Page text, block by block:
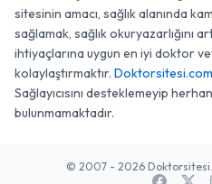
sitesinin amacı, sağlık alanında
sağlamak, sağlık okuryazarlığını
ihtiyaçlarına uygun en iyi doktor
kolaylaştırmaktır. Doktorsitesi.com
Sağlayıcısını desteklemeyip
bulunmamaktadır.
© 2007 - 2026